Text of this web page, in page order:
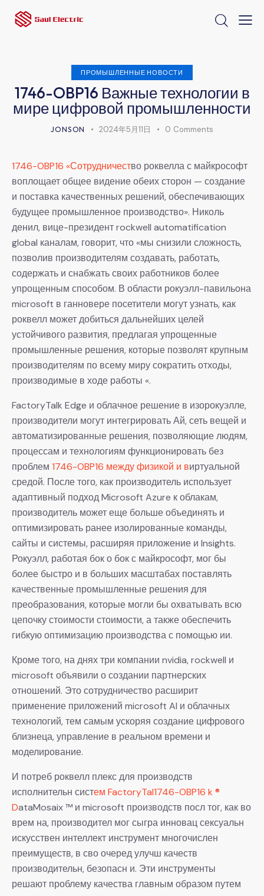
ПРОМЫШЛЕННЫЕ НОВОСТИ
1746-OBP16 Важные технологии в
мире цифровой промышленности
JONSON 2024年5月11日 0 Comments
1746-OBP16 «Сотрудничество роквелла с майкрософт
воплощает общее видение обеих сторон — создание
и поставка качественных решений, обеспечивающих
будущее промышленное производство». Николь
денил, вице-президент rockwell automatification
global каналам, говорит, что «мы снизили сложность,
позволив производителям создавать, работать,
содержать и снабжать своих работников более
упрощенным способом. В области рокуэлл-павильона
microsoft в ганновере посетители могут узнать, как
роквелл может добиться дальнейших целей
устойчивого развития, предлагая упрощенные
промышленные решения, которые позволят крупным
производителям по всему миру сократить отходы,
производимые в ходе работы «.
FactoryTalk Edge и облачное решение в изорокуэлле,
производители могут интегрировать Ай, сеть вещей и
автоматизированные решения, позволяющие людям,
процессам и технологиям функционировать без
проблем 1746-OBP16 между физикой и виртуальной
средой. После того, как производитель использует
адаптивный подход Microsoft Azure к облакам,
производитель может еще больше объединять и
оптимизировать ранее изолированные команды,
сайты и системы, расширяя приложение и Insights.
Рокуэлл, работая бок о бок с майкрософт, мог бы
более быстро и в больших масштабах поставлять
качественные промышленные решения для
преобразования, которые могли бы охватывать всю
цепочку стоимости стоимости, а также обеспечить
гибкую оптимизацию производства с помощью ии.
Кроме того, на днях три компании nvidia, rockwell и
microsoft объявили о создании партнерских
отношений. Это сотрудничество расширит
применение приложений microsoft AI и облачных
технологий, тем самым ускоряя создание цифрового
близнеца, управление в реальном времени и
моделирование.
И потреб роквелл плекс для производств
исполнительн систем FactoryTal1746-OBP16 k ®
DataMosaix ™ и microsoft производств посл тог, как во
врем на, производител мог сыгра инновац сексуальн
искусствен интеллект инструмент многочислен
преимуществ, в сво очеред улучш качеств
производительн, безопасн и. Эти инструменты
решают проблему качества главным образом путем